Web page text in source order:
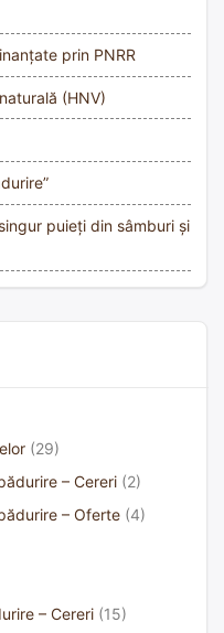
prin PNRR
(HNV)
puieți din sâmburi și
(29)
– Cereri (2)
– Oferte (4)
– Cereri (15)